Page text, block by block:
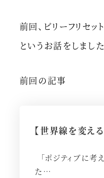
前回、ビリーフリセ
というお話をしました
前回の記事
【世界線を変え
「ポジティブに考
た…